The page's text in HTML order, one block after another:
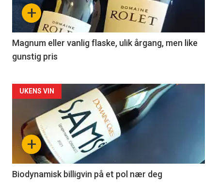
3
+
Magnum eller vanlig flaske, ulik årgang, men like
gunstig pris
Forsiden
akkurat
nå
4
+
UKENS VIN
Biodynamisk billigvin på et pol nær deg